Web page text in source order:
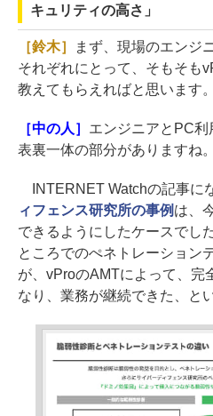
キュリティの高さ」
［鈴木］
まず、現場のエンジ
それぞれにとって、そもそも
教えてもらえればと思います。
［中の人］ エンジニアとPC
表裏一体の部分がありますね。
INTERNET Watchの記事に
ィフェンス研究所の事例 は、
できるようにしたケースでし
ところでのぺネトレーション
が、vProのAMTによって、完
なり、業務が継続できた、と